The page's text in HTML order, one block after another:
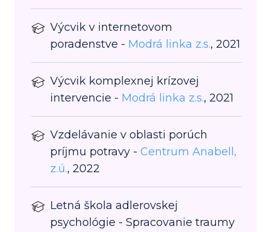
Výcvik v internetovom
poradenstve - Modrá linka z.s., 2021
Výcvik komplexnej krízovej
intervencie - Modrá linka z.s., 2021
Vzdelávanie v oblasti porúch
príjmu potravy - Centrum Anabell,
z.ú., 2022
Letná škola adlerovskej
psychológie - Spracovanie traumy